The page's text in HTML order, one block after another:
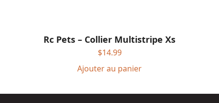
Rc Pets – Collier Multistripe Xs
$14.99
Ajouter au panier